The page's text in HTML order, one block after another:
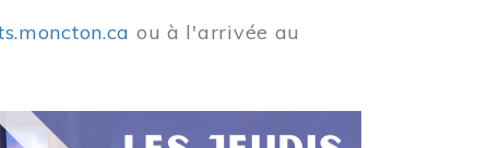
ou à l'arrivée au